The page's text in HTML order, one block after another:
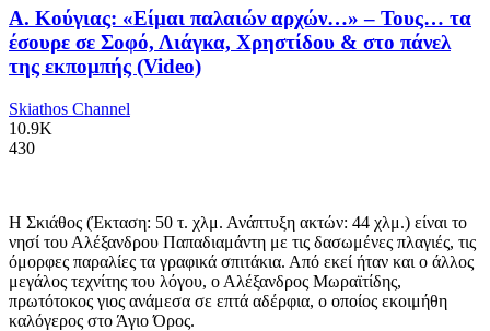
Α. Κούγιας: «Είμαι παλαιών αρχών…» – Τους… τα
έσουρε σε Σοφό, Λιάγκα, Χρηστίδου & στο πάνελ
της εκπομπής (Video)
Skiathos Channel
10.9K
430
Η Σκιάθος (Έκταση: 50 τ. χλμ. Ανάπτυξη ακτών: 44 χλμ.) είναι το
νησί του Αλέξανδρου Παπαδιαμάντη με τις δασωμένες πλαγιές, τις
όμορφες παραλίες τα γραφικά σπιτάκια. Από εκεί ήταν και ο άλλος
μεγάλος τεχνίτης του λόγου, ο Αλέξανδρος Μωραϊτίδης,
πρωτότοκος γιος ανάμεσα σε επτά αδέρφια, ο οποίος εκοιμήθη
καλόγερος στο Άγιο Όρος.